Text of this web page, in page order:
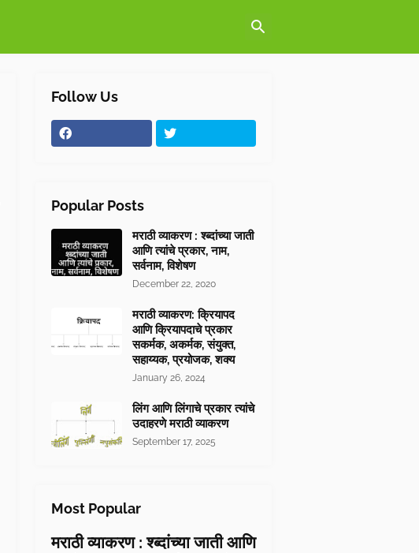
Follow Us
Popular Posts
मराठी व्याकरण : श्ब्दांच्या जाती
आणि त्यांचे प्रकार, नाम,
सर्वनाम, विशेषण
December 22, 2020
मराठी व्याकरण: क्रियापद
आणि क्रियापदाचे प्रकार
सकर्मक, अकर्मक, संयुक्त,
सहाय्यक, प्रयोजक, शक्य
January 26, 2024
लिंग आणि लिंगाचे प्रकार त्यांचे
उदाहरणे मराठी व्याकरण
September 17, 2025
Most Popular
मराठी व्याकरण : श्ब्दांच्या जाती आणि